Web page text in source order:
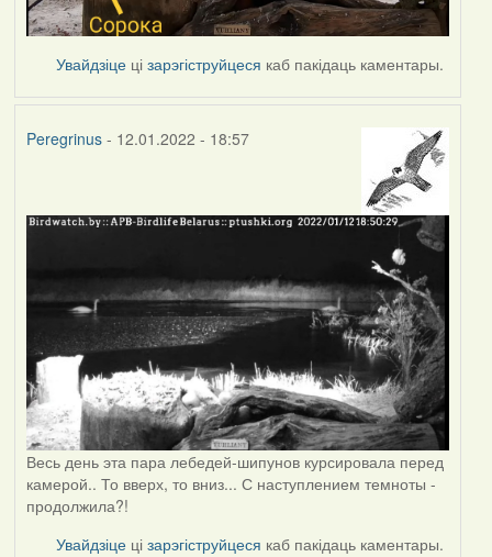
Увайдзіце цізарэгіструйцеся каб пакідаць каментары.
Peregrinus- 12.01.2022 - 18:57
Весь день эта пара лебедей-шипунов курсировала перед
камерой.. То вверх, то вниз... С наступлением темноты -
продолжила?!
Увайдзіце цізарэгіструйцеся каб пакідаць каментары.